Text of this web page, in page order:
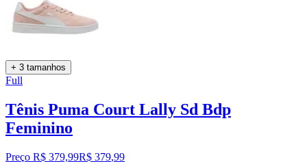
+ 3 tamanhos
Full
Tênis Puma Court Lally Sd Bdp
Feminino
Preço R$ 379,99R$ 379,99